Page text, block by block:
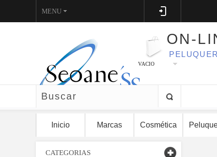
ON-
MENU
VACIO
Inicio Marcas Cosmética
CATEGORIAS